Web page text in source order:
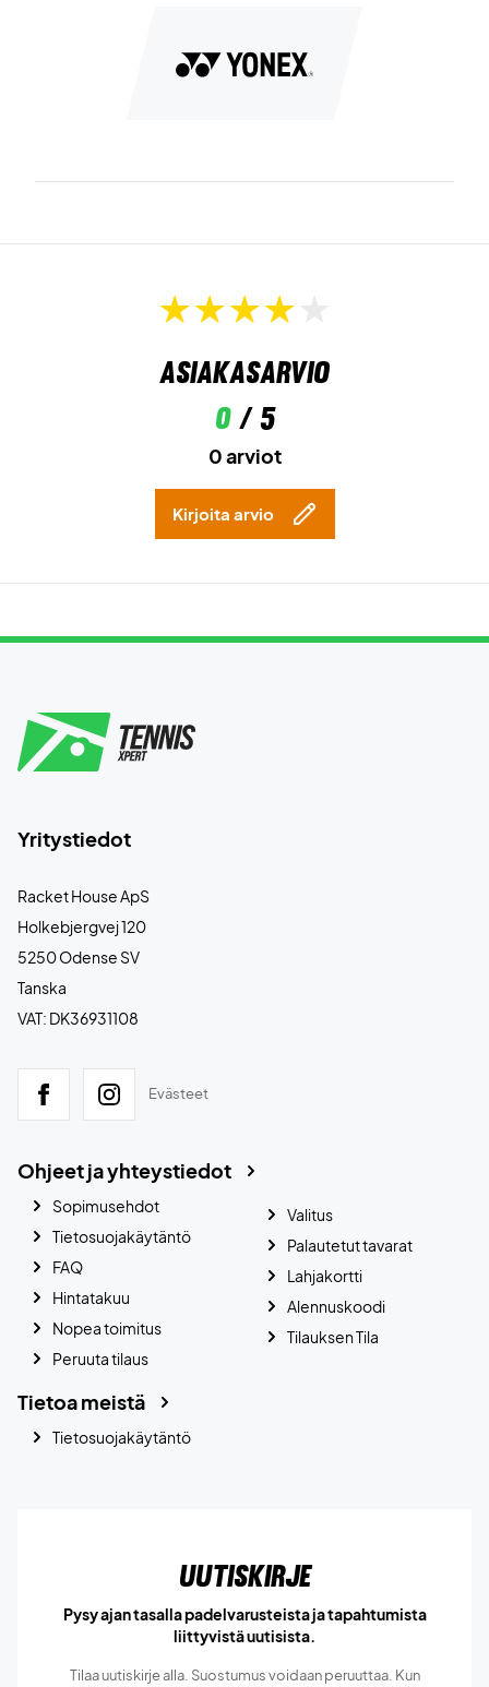
Asiakasarvio
0/ 5
0 arviot
Kirjoita arvio
Yritystiedot
Racket House ApS
Holkebjergvej 120
5250 Odense SV
Tanska
VAT: DK36931108
Evästeet
Ohjeet ja yhteystiedot
Sopimusehdot
Tietosuojakäytäntö
FAQ
Hintatakuu
Nopea toimitus
Peruuta tilaus
Valitus
Palautetut tavarat
Lahjakortti
Alennuskoodi
Tilauksen Tila
Tietoa meistä
Tietosuojakäytäntö
Uutiskirje
Pysy ajan tasalla padelvarusteista ja tapahtumista
liittyvistä uutisista.
Tilaa uutiskirje alla. Suostumus voidaan peruuttaa. Kun